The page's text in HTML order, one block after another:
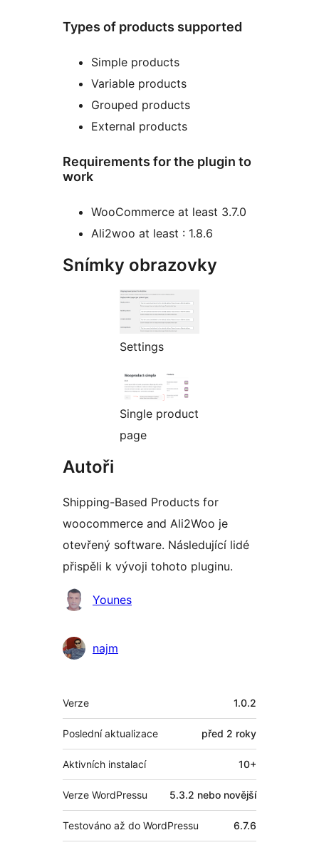
Types of products supported
Simple products
Variable products
Grouped products
External products
Requirements for the plugin to
work
WooCommerce at least 3.7.0
Ali2woo at least : 1.8.6
Snímky obrazovky
Settings
Single product
page
Autoři
Shipping-Based Products for
woocommerce and Ali2Woo je
otevřený software. Následující lidé
přispěli k vývoji tohoto pluginu.
Spolupracovníci
Younes
najm
Meta
Verze 1.0.2
Poslední aktualizace před 2 roky
Aktivních instalací 10+
Verze WordPressu 5.3.2 nebo novější
Testováno až do WordPressu 6.7.6